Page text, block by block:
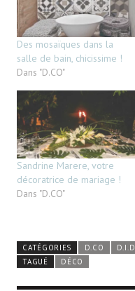
Des mosaïques dans la
salle de bain, chicissime !
Dans "D.CO"
Sandrine Marere, votre
décoratrice de mariage !
Dans "D.CO"
CATÉGORIES D.CO D.I.D
TAGUÉ
DÉCO